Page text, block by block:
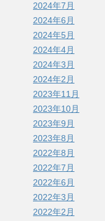
2024年7月
2024年6月
2024年5月
2024年4月
2024年3月
2024年2月
2023年11月
2023年10月
2023年9月
2023年8月
2022年8月
2022年7月
2022年6月
2022年3月
2022年2月